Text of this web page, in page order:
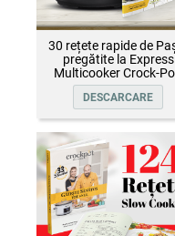
30 rețete rapide de
pregătite la Express
Multicooker Crock-
DESCARCARE